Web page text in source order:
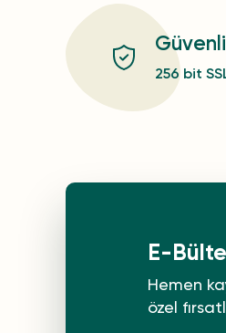
256 bit
E-
Hemen
özel